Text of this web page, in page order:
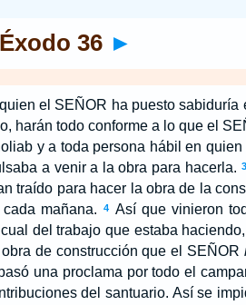
Éxodo 36 ►
el SEÑOR ha puesto sabiduría
harán todo conforme a lo que el S
y a toda persona hábil en quien
a venir a la obra para hacerla. 3
traído para hacer la obra de la
mañana. 4
Así que vinieron
del trabajo que estaba haciendo,
de construcción que el SEÑOR
una proclama por todo el
del santuario. Así se